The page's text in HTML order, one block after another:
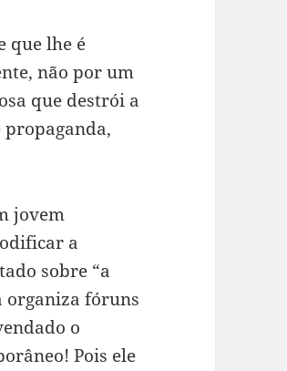
que lhe é
não por um
que destrói a
jovem
a
sobre “a
organiza fóruns
o
Pois ele